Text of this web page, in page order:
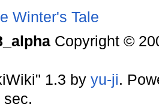
Winter's Tale
Copyright ©
1.3 by yu-ji.
sec.